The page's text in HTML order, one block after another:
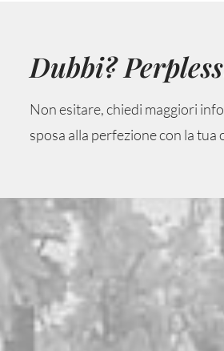
Dubbi?
Non esitare, chiedi maggiori
sposa alla perfezione con la tua